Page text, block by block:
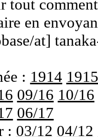
tout
en
at]
: 1914 1915
09/16 10/16
06/17
: 03/12 04/12